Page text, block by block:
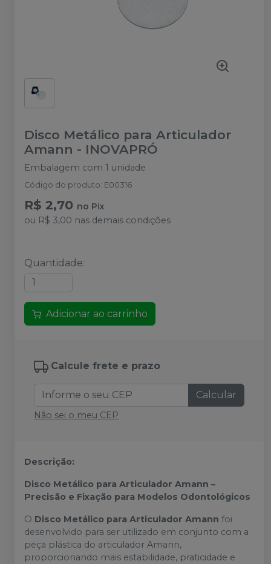
Disco Metálico para Articulador
Amann - INOVAPRÓ
Embalagem com 1 unidade
Código do produto: E00316
R$ 2,70 no Pix
ou R$ 3,00 nas demais condições
Quantidade:
Adicionar ao carrinho
Calcule frete e prazo
Calcular
Não sei o meu CEP
Descrição:
Disco Metálico para Articulador Amann –
Precisão e Fixação para Modelos Odontológicos
O Disco Metálico para Articulador Amann foi
desenvolvido para ser utilizado em conjunto com a
peça plástica do articulador Amann,
proporcionando mais estabilidade, praticidade e